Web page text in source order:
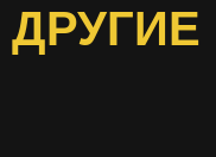
ДРУГИЕ